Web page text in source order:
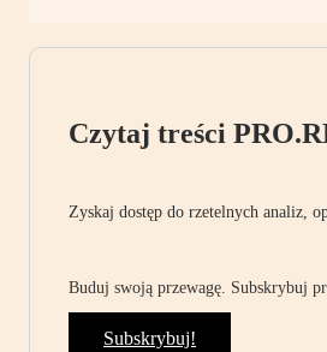
Czytaj treści
Zyskaj dostęp do rzetelnych analiz,
Buduj swoją przewagę. Subskrybuj
Subskrybuj!